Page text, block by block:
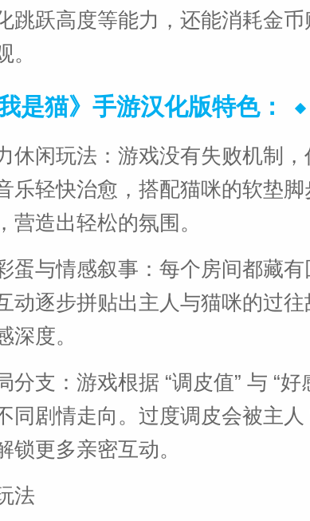
跳跃高度等能力，还能消耗金
。
我是猫》手游汉化版特色：
休闲玩法：游戏没有失败机制，
乐轻快治愈，搭配猫咪的软垫
营造出轻松的氛围。
蛋与情感叙事：每个房间都藏
动逐步拼贴出主人与猫咪的过
深度。
分支：游戏根据 “调皮值” 与 “
同剧情走向。过度调皮会被主人
锁更多亲密互动。
法